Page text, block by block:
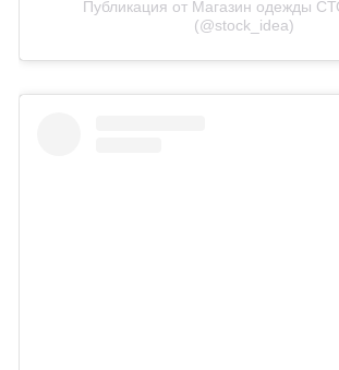
Публикация от Магазин одежды
(@stock_idea)